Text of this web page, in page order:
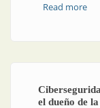
Read more
el dueño de